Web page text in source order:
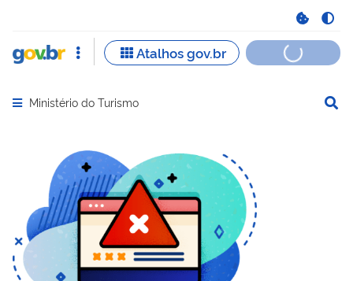
Abrir menu principal de navegação
Ministério do Turismo